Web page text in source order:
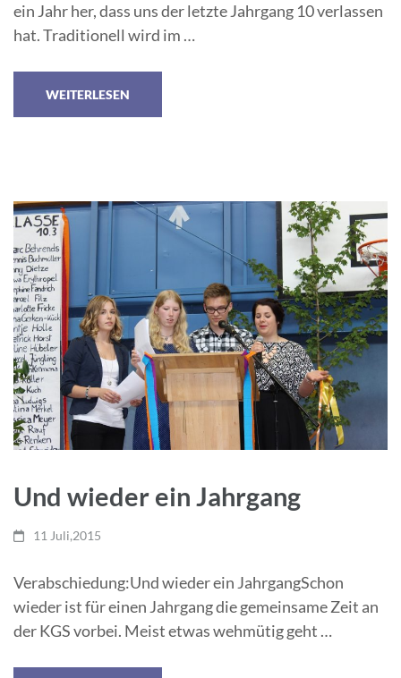
ein Jahr her, dass uns der letzte Jahrgang 10 verlassen
hat. Traditionell wird im …
WEITERLESEN
Und wieder ein Jahrgang
11 Juli,2015
Verabschiedung:Und wieder ein JahrgangSchon
wieder ist für einen Jahrgang die gemeinsame Zeit an
der KGS vorbei. Meist etwas wehmütig geht …